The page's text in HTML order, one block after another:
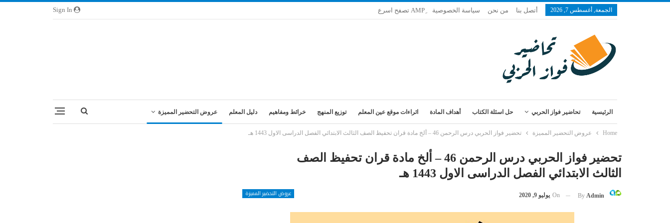
الجمعة, أغسطس 7, 2026 أتصل بنا من نحن سياسة الخصوصية
الرئيسية تحاضير فواز الحربي حل اسئلة الكتاب أهداف المادة اثراءات موقع عين المعلم توزيع المنهج خرائط ومفاهيم دليل المعلم عروض التحضير المميزة
Home عروض التحضير المميزة تحضير فواز الحربي درس الرحمن 46 – ألخ مادة قران تحفيظ الصف الثالث الابتدائي الفصل الدراسى الاول 1443 هـ
تحضير فواز الحربي درس الرحمن 46 – ألخ مادة قران تحفيظ الصف
الثالث الابتدائي الفصل الدراسى الاول 1443 هـ
عروض التحضير المميزة By Admin
On يوليو 9, 2020